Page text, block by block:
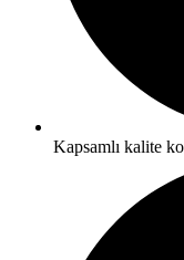
Kapsamlı kalite